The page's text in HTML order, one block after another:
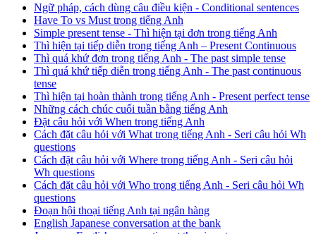
Ngữ pháp, cách dùng câu điều kiện - Conditional sentences
Have To vs Must trong tiếng Anh
Simple present tense - Thì hiện tại đơn trong tiếng Anh
Thì hiện tại tiếp diễn trong tiếng Anh – Present Continuous
Thì quá khứ đơn trong tiếng Anh - The past simple tense
Thì quá khứ tiếp diễn trong tiếng Anh - The past continuous
tense
Thì hiện tại hoàn thành trong tiếng Anh - Present perfect tense
Những cách chúc cuối tuần bằng tiếng Anh
Đặt câu hỏi với When trong tiếng Anh
Cách đặt câu hỏi với What trong tiếng Anh - Seri câu hỏi Wh
questions
Cách đặt câu hỏi với Where trong tiếng Anh - Seri câu hỏi
Wh questions
Cách đặt câu hỏi với Who trong tiếng Anh - Seri câu hỏi Wh
questions
Đoạn hội thoại tiếng Anh tại ngân hàng
English Japanese conversation at the bank